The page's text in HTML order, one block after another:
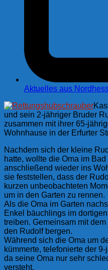
Aktuelles aus
und sein 2-jähriger Bruder
zusammen mit ihrer 65-
Wohnhause in der Erfurter
Nachdem sich der kleine
hatte, wollte die Oma im
anschließend wieder ins
sie feststellen, dass der
kurzen unbeobachteten
um in den Garten zu rennen.
Als die Oma im Garten
Enkel bäuchlings im
treiben. Gemeinsam mit
den Rudolf bergen.
Während sich die Oma um
kümmerte, telefonierte der
da seine Oma nur sehr
versteht.